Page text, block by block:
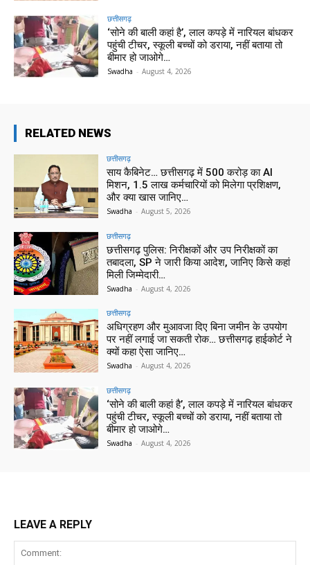
छत्तीसगढ़
‘सोने की बाली कहां है’, लाल कपड़े में नारियल बांधकर
पहुंची टीचर, स्कूली बच्चों को डराया, नहीं बताया तो
बीमार हो जाओगे…
Swadha - August 4, 2026
RELATED NEWS
छत्तीसगढ़
साय कैबिनेट… छत्तीसगढ़ में 500 करोड़ का AI
मिशन, 1.5 लाख कर्मचारियों को मिलेगा प्रशिक्षण,
और क्या खास जानिए…
Swadha - August 5, 2026
छत्तीसगढ़
छत्तीसगढ़ पुलिस: निरीक्षकों और उप निरीक्षकों का
तबादला, SP ने जारी किया आदेश, जानिए किसे कहां
मिली जिम्मेदारी…
Swadha - August 4, 2026
छत्तीसगढ़
अधिग्रहण और मुआवजा दिए बिना जमीन के उपयोग
पर नहीं लगाई जा सकती रोक… छत्तीसगढ़ हाईकोर्ट ने
क्यों कहा ऐसा जानिए…
Swadha - August 4, 2026
छत्तीसगढ़
‘सोने की बाली कहां है’, लाल कपड़े में नारियल बांधकर
पहुंची टीचर, स्कूली बच्चों को डराया, नहीं बताया तो
बीमार हो जाओगे…
Swadha - August 4, 2026
LEAVE A REPLY